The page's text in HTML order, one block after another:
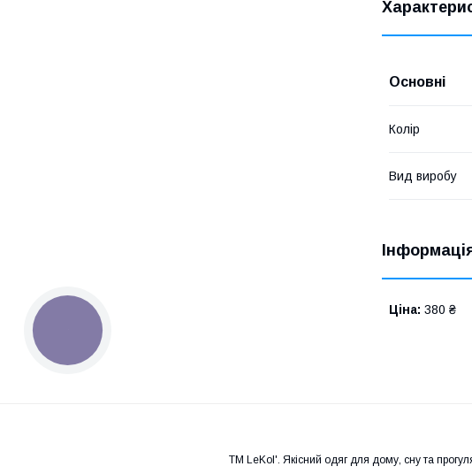
Основні
Колір
Вид виробу
Ціна: 380 ₴